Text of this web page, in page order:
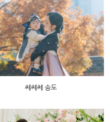
쎄쎄쎄 송도